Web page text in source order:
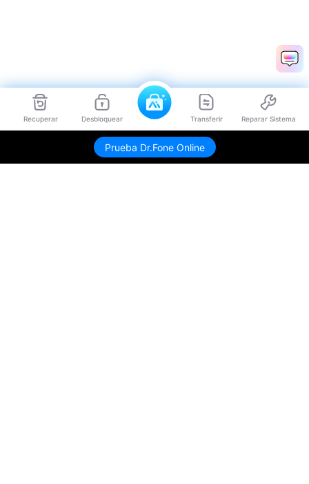
Recuperar Desbloquear Transferir Reparar Sistema
Prueba Dr.Fone Online